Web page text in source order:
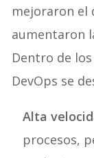
mejoraron el
aumentaron
Dentro de
DevOps se
Alta
procesos,